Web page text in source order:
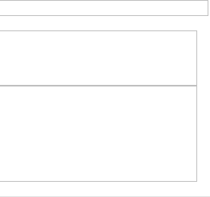
NÁKUPNÍ